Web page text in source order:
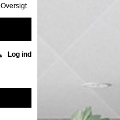
Oversigt
Log ind